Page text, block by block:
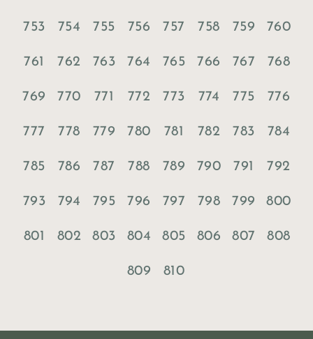
753 754 755 756 757 758 759 760
761 762 763 764 765 766 767 768
769 770 771 772 773 774 775 776
777 778 779 780 781 782 783 784
785 786 787 788 789 790 791 792
793 794 795 796 797 798 799 800
801 802 803 804 805 806 807 808
809 810